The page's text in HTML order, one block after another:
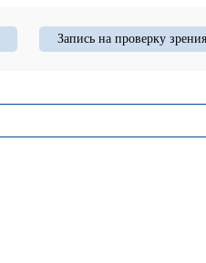
Запись на проверку зрения